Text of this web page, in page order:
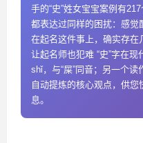
手的“史”姓女宝宝案例有
都表达过同样的困扰：感觉
在起名这件事上，确实存在
让起名师也犯难 “史”字在
shǐ，与“屎”同音；另一个读
自动提炼的核心观点，供
息。